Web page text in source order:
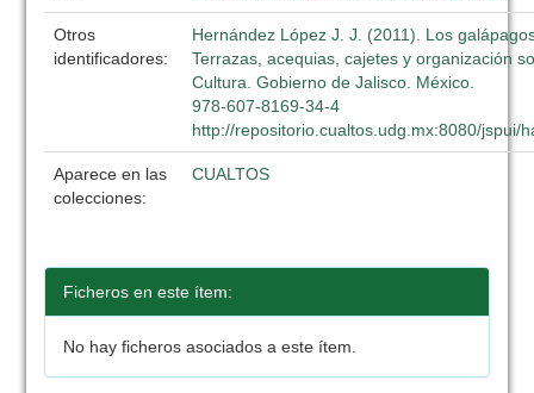
Otros
identificadores:
Hernández López J. J. (2011). Los
Terrazas, acequias, cajetes y organización
Cultura. Gobierno de Jalisco. México.
978-607-8169-34-4
http://repositorio.cualtos.udg.mx:8080/jspui/
Aparece en las
colecciones:
CUALTOS
Ficheros en este ítem:
No hay ficheros asociados a este ítem.